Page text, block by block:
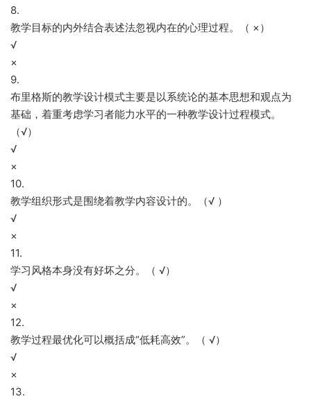
8.
教学目标的内外结合表述法忽视内在的心理过程。（ ×）
√
×
9.
布里格斯的教学设计模式主要是以系统论的基本思想和观点为
基础，着重考虑学习者能力水平的一种教学设计过程模式。
（√）
√
×
10.
教学组织形式是围绕着教学内容设计的。（√ ）
√
×
11.
学习风格本身没有好坏之分。（ √）
√
×
12.
教学过程最优化可以概括成“低耗高效”。（ √）
√
×
13.